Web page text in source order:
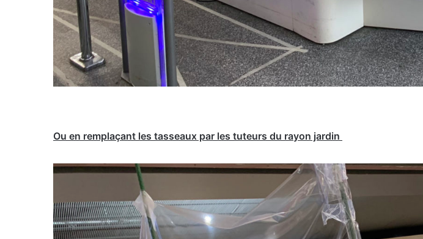
Ou en remplaçant les tasseaux par les tuteurs du rayon jardin